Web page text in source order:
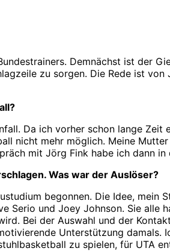
Demnächst ist der
zu sorgen. Die Rede ist
Da ich vorher schon lange
nicht mehr möglich. Meine
mit Jörg Fink habe ich dann
Was war der Auslöser?
begonnen. Die Idee,
Serio und Joey Johnson. Sie
Bei der Auswahl und der
Unterstützung
zu spielen, für UTA